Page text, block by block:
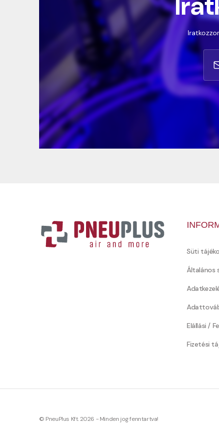
Süti
Általános
Elállási /
Fizetési
© PneuPlus Kft. 2026 - Minden jog fenntartva!